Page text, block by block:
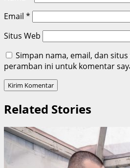
Email *
Situs Web
Simpan nama, email, dan situs
peramban ini untuk komentar
Related Stories